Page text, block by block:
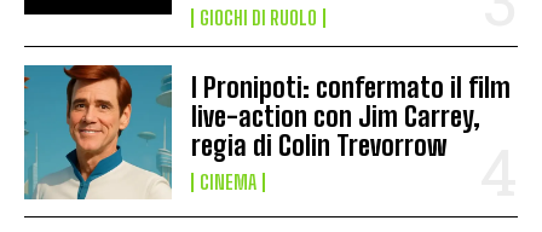
GIOCHI DI RUOLO
I Pronipoti: confermato il film
live-action con Jim Carrey,
regia di Colin Trevorrow
CINEMA